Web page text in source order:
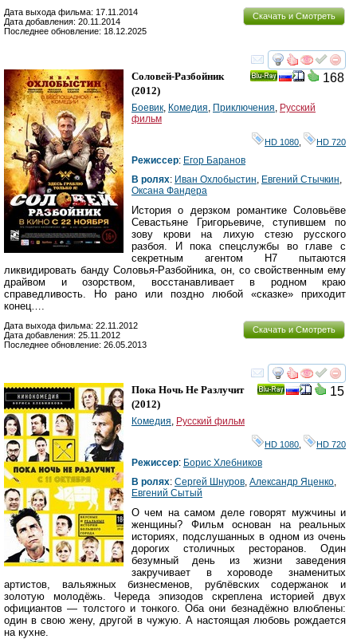
Скачать и Смотреть
Дата выхода фильма: 17.11.2014
Дата добавления: 20.11.2014
Последнее обновление: 18.12.2025
смотреть
168
Соловей-Разбойник
(2012)
Боевик, Комедия, Приключения, Русский
фильм
HD 1080 HD 720
Режиссер: Егор Баранов
В ролях: Иван Охлобыстин, Евгений Стычкин,
Оксана Фандера
История о дерзком романтике Соловьёве
Севастьяне Григорьевиче, cтупившем по
зову крови на лихую стезю русского
разбоя. И пока спецслужбы во главе с
секретным агентом Н7 пытаются
ликвидировать банду Соловья-Разбойника, он, со свойственным ему
драйвом и озорством, восстанавливает в родном краю
справедливость. Но рано или поздно любой «сказке» приходит
конец….
Скачать и Смотреть
Дата выхода фильма: 22.11.2012
Дата добавления: 25.11.2012
Последнее обновление: 26.05.2013
смотреть
15
Пока Ночь Не Разлучит
(2012)
Комедия, Русский фильм
HD 1080 HD 720
Режиссер: Борис Хлебников
В ролях: Сергей Шнуров, Александр Яценко,
Евгений Сытый
О чем на самом деле говорят мужчины и
женщины? Фильм основан на реальных
историях, подслушанных в одном из очень
дорогих столичных ресторанов. Один
безумный день из жизни заведения
закручивает в хороводе знаменитых
артистов, вальяжных бизнесменов, рублёвских содержанок и
золотую молодёжь. Череда эпизодов скреплена историей двух
официантов — толстого и тонкого. Оба они безнадёжно влюблены:
один в свою жену, другой в чужую. А настоящая любовь рождается
на кухне.